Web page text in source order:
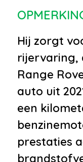
•
•
•Afdekhoes
•
dimmend
geheugen
Hij zorgt
rijervaring,
Range
auto uit
een
prestaties